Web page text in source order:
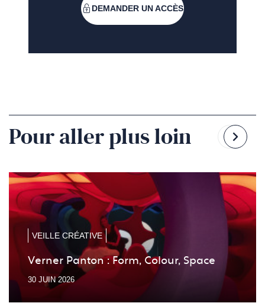
DEMANDER UN ACCÈS
Pour aller plus loin
lala
VEILLE CRÉATIVE
Verner Panton : Form, Colour, Space
30 JUIN 2026